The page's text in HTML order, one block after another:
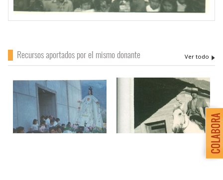
Recursos aportados por el mismo donante